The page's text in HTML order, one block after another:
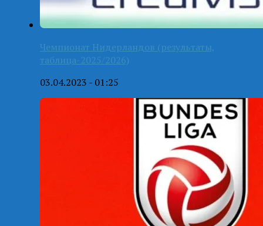
Чемпионат Нидерландов (результаты,
таблица-2025/2026)
03.04.2023 - 01:25